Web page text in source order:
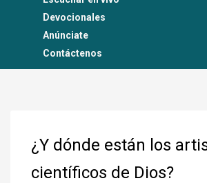
Devocionales
Anúnciate
Contáctenos
¿Y dónde están los
científicos de Dios?